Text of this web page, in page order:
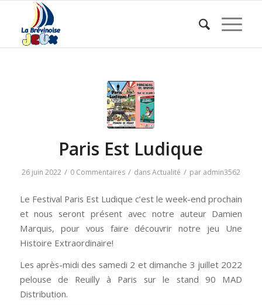
Paris Est Ludique
26 juin 2022 / 0 Commentaires / dansActualité / par admin3562
Le Festival Paris Est Ludique c’est le week-end prochain
et nous seront présent avec notre auteur Damien
Marquis, pour vous faire découvrir notre jeu Une
Histoire Extraordinaire!
Les après-midi des samedi 2 et dimanche 3 juillet 2022
pelouse de Reuilly à Paris sur le stand 90 MAD
Distribution.